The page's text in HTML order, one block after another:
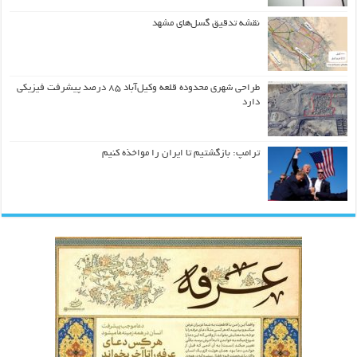
نقشه تدقیق گسل‌های مشهد
طراحی شهری محدوده قلعه وکیل‌آباد ۸۵ درصد پیشرفت فیزیکی
دارد
ترامپ: بازگشتیم تا ایران را مواخذه کنیم